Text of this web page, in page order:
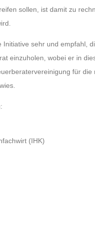
sollen, ist damit zu
sehr und empfahl,
einzuholen, wobei er in
für
(IHK)